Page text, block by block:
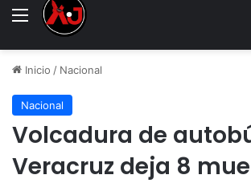
Menu
Inicio / Nacional
Nacional
Volcadura de
Veracruz deja 8